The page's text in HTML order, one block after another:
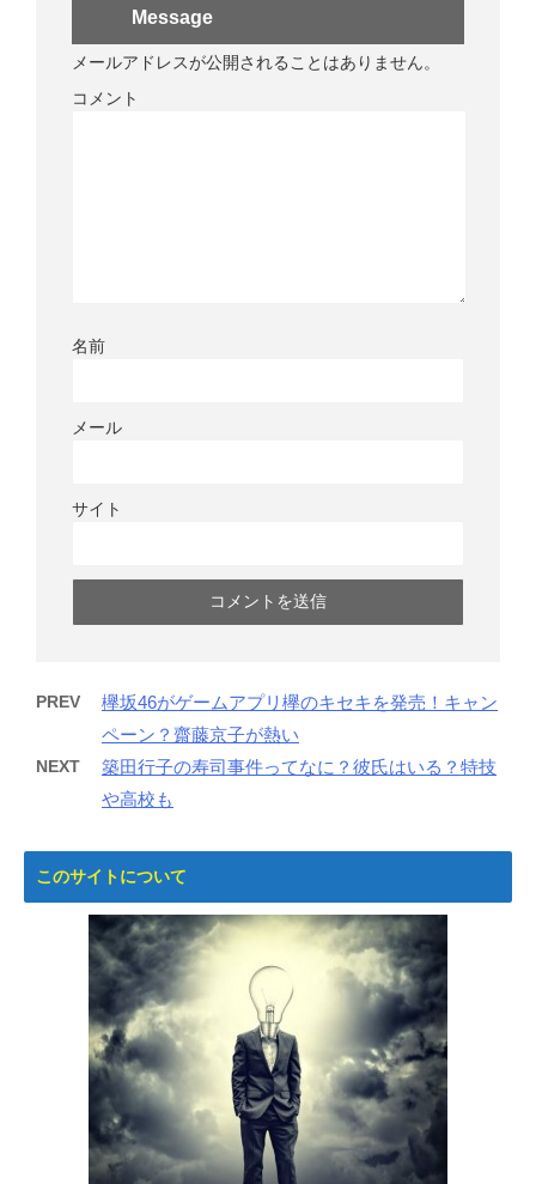
Message
メールアドレスが公開されることはありません。
コメント
名前
メール
サイト
PREV
欅坂46がゲームアプリ欅のキセキを発売！キャン
ペーン？齋藤京子が熱い
NEXT
築田行子の寿司事件ってなに？彼氏はいる？特技
や高校も
このサイトについて